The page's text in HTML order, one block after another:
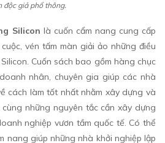
độc giả phổ thông.
Silicon là cuốn cẩm nang cung cấp
vén tấm màn giải ảo những điều
Cuốn sách bao gồm hàng chục
nhân, chuyên gia giúp các nhà
cách làm tốt nhất nhằm xây dựng và
những nguyên tắc cần xây dựng
nghiệp vươn tầm quốc tế. Có thể
nang giúp những nhà khởi nghiệp lập